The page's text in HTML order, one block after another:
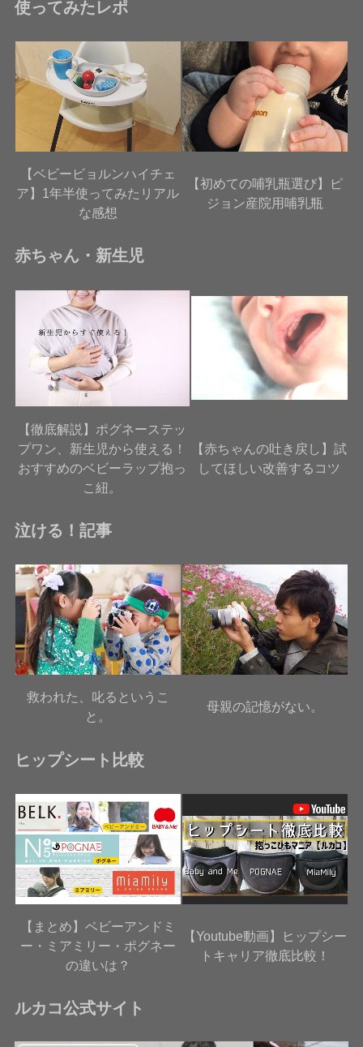
使ってみたレポ
【ベビービョルンハイチェ
ア】1年半使ってみたリアル
な感想
【初めての哺乳瓶選び】ピ
ジョン産院用哺乳瓶
赤ちゃん・新生児
【徹底解説】ポグネーステッ
プワン、新生児から使える！
おすすめのベビーラップ抱っ
こ紐。
【赤ちゃんの吐き戻し】試
してほしい改善するコツ
泣ける！記事
救われた、叱るというこ
と。
母親の記憶がない。
ヒップシート比較
【まとめ】ベビーアンドミ
ー・ミアミリー・ポグネー
の違いは？
【Youtube動画】ヒップシー
トキャリア徹底比較！
ルカコ公式サイト